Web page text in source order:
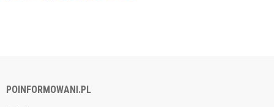
POINFORMOWANI.PL